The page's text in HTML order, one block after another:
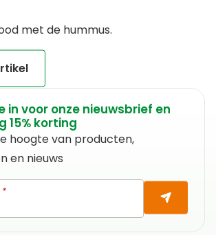
met de hummus.
in voor onze nieuwsbrief en
15% korting
hoogte van producten,
en nieuws
*